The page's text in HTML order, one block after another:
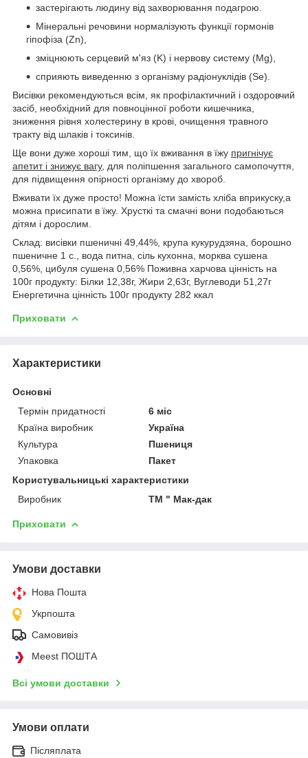
застерігають людину від захворювання подагрою.
Мінеральні речовини нормалізують функції гормонів
гіпофіза (Zn),
зміцнюють серцевий м'яз (K) і нервову систему (Mg),
сприяють виведенню з організму радіонуклідів (Se).
Висівки рекомендуються всім, як профілактичний і оздоровчий
засіб, необхідний для повноцінної роботи кишечника,
зниження рівня холестерину в крові, очищення травного
тракту від шлаків і токсинів.
Ще вони дуже хороші тим, що їх вживання в їжу пригнічує
апетит і знижує вагу, для поліпшення загального самопочуття,
для підвищення опірності організму до хвороб.
Вживати їх дуже просто! Можна їсти замість хліба вприкуску,а
можна присипати в їжу. Хрусткі та смачні вони подобаються
дітям і дорослим.
Склад: висівки пшеничні 49,44%, крупа кукурудзяна, борошно
пшеничне 1 с., вода питна, сіль кухонна, морква сушена
0,56%, цибуля сушена 0,56% Поживна харчова цінність на
100г продукту: Білки 12,38г, Жири 2,63г, Вуглеводи 51,27г
Енергетична цінність 100г продукту 282 ккал
Приховати
Характеристики
Основні
Термін придатності
6 міс
Країна виробник
Україна
Культура
Пшениця
Упаковка
Пакет
Користувальницькі характеристики
Виробник
ТМ " Мак-дак
Приховати
Умови доставки
Нова Пошта
Укрпошта
Самовивіз
Meest ПОШТА
Всі умови доставки
Умови оплати
Післяплата